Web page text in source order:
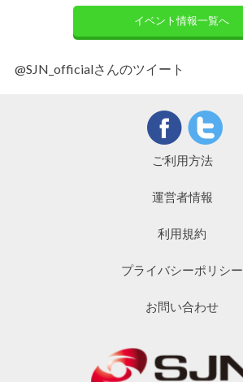
イベント情報一覧へ
@SJN_officialさんのツイート
ご利用方法
運営者情報
利用規約
プライバシーポリシー
お問い合わせ